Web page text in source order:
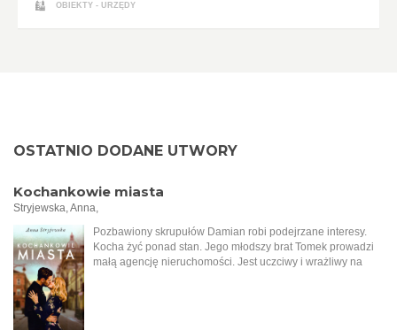
OBIEKTY - URZĘDY
OSTATNIO DODANE UTWORY
Kochankowie miasta
Stryjewska, Anna,
Pozbawiony skrupułów Damian robi podejrzane interesy.
Kocha żyć ponad stan. Jego młodszy brat Tomek prowadzi
małą agencję nieruchomości. Jest uczciwy i wrażliwy na